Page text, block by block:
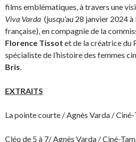
films emblématiques, à travers une
Viva Varda (jusqu’au 28 janvier 2024
française), en compagnie de la
Florence Tissot et de la créatrice du
spécialiste de l’histoire des femmes
Bris.
EXTRAITS
La pointe courte / Agnès Varda / Ciné-
Cléo de 5 à 7/ Agnès Varda / Ciné-